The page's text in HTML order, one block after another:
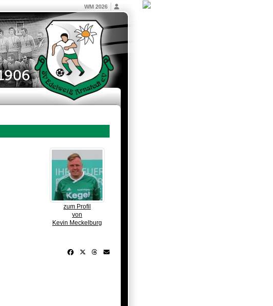
WM 2026
zum Profil
von
Kevin Meckelburg